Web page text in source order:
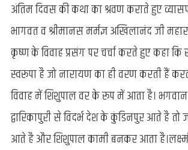
अंतिम दिवस की कथा का श्रवण कराते हुए
भागवत व श्रीमानस मर्मज्ञ अखिलानंद जी
कृष्ण के विवाह प्रसंग पर चर्चा करते हुए कहा कि
स्वरूपा है जो नारायण का ही वरण करती हैं
विवाह में शिशुपाल वर के रूप में आता है।
द्वारिकापुरी से विदर्भ देश के कुंडिनपुर आते है तो
आते है और शिशुपाल कामी बनकर आता है।लक्ष्मी